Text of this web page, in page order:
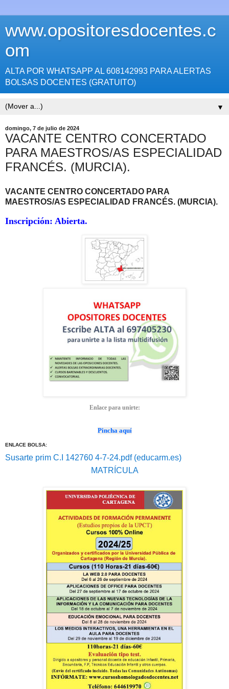
www.opositoresdocentes.c
om
ALTA POR WHATSAPP AL 608142993 PARA ALERTAS
BOLSAS DOCENTES (GRATUITO)
▼
domingo, 7 de julio de 2024
VACANTE CENTRO CONCERTADO
PARA MAESTROS/AS ESPECIALIDAD
FRANCÉS. (MURCIA).
VACANTE CENTRO CONCERTADO PARA
MAESTROS/AS ESPECIALIDAD FRANCÉS. (MURCIA).
Inscripción: Abierta.
Enlace para unirte:
Pincha aquí
ENLACE BOLSA:
Susarte prim C.I 142760 4-7-24.pdf (educarm.es)
MATRÍCULA